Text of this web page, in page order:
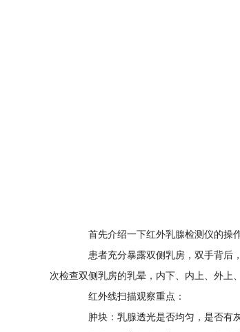
首先介绍一下红外乳腺检测仪的操作
患者充分暴露双侧乳房，双手背后，
次检查双侧乳房的乳晕，内下、内上、外上
红外线扫描观察重点：
肿块：乳腺透光是否均匀，是否有灰